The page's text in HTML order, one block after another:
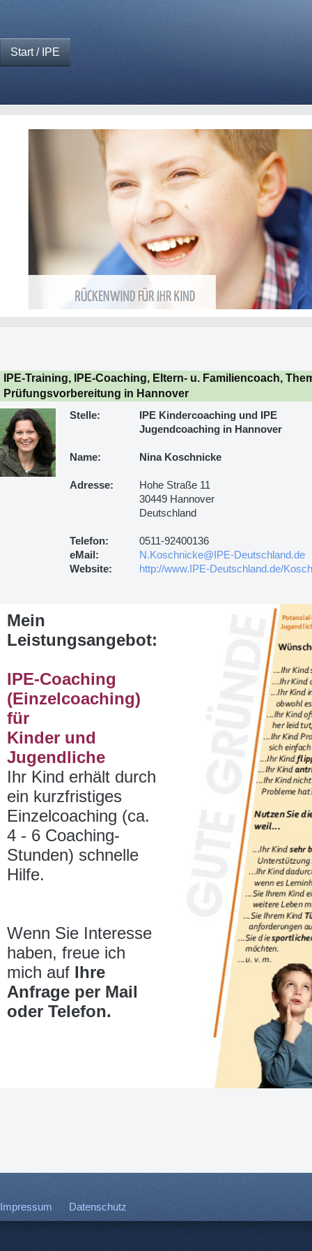
Start / IPE
IPE-Training, IPE-Coaching, Eltern- u. Familiencoach,
Prüfungsvorbereitung in Hannover
Stelle:
IPE Kindercoaching und IPE
Jugendcoaching in Hannover
Name:
Adresse:
Telefon:
eMail:
Website:
Nina Koschnicke
Hohe Straße 11
30449 Hannover
Deutschland
0511-92400136
N.Koschnicke@IPE-Deutschland.de
http://www.IPE-Deutschland.de/
Mein
Leistungsangebot:
IPE-Coaching
(Einzelcoaching)
für
Kinder und
Jugendliche
Ihr Kind erhält durch
ein kurzfristiges
Einzelcoaching (ca.
4 - 6 Coaching-
Stunden) schnelle
Hilfe.
Wenn Sie Interesse
haben, freue ich
mich auf Ihre
Anfrage per Mail
oder Telefon.
Impressum Datenschutz